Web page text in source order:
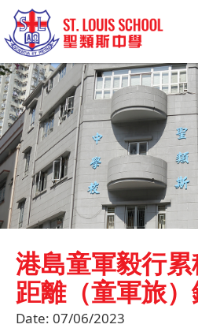
港島童軍毅行
距離（童軍旅
Date: 07/06/2023